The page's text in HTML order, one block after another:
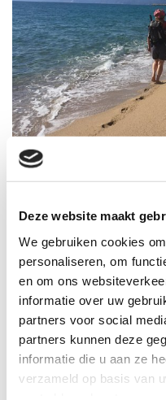
Deze website maakt
We gebruiken cookies
personaliseren, om
en om ons
informatie over uw
partners voor social
partners kunnen deze
informatie die u aan ze
verzameld op basis van
8-daagse wandelreis
Sardinië is geen eiland,
Sardinië anders dan de
wereld…
Het landschap is er
puurheid, helder en rijk
er anders: noeste
ZWAARTE WANDELING